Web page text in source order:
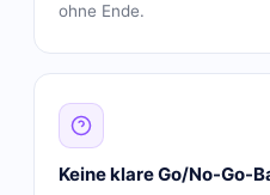
ohne Ende.
Keine klare Go/No-Go-